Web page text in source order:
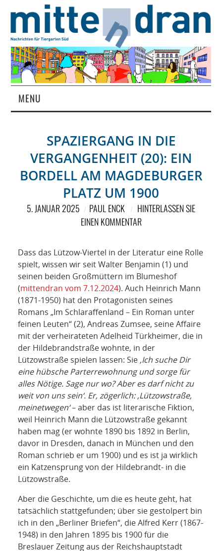
MENU
MAGAZIN
ÜBER UNS
SPONSORING
KONTAKT
SPAZIERGANG IN DIE
VERGANGENHEIT (20): EIN
BORDELL AM MAGDEBURGER
PLATZ UM 1900
5. JANUAR 2025 PAUL ENCK
HINTERLASSEN SIE
EINEN KOMMENTAR
Dass das Lützow-Viertel in der Literatur eine Rolle
spielt, wissen wir seit Walter Benjamin (1) und
seinen beiden Großmüttern im Blumeshof
(mittendran vom 7.12.2024). Auch Heinrich Mann
(1871-1950) hat den Protagonisten seines
Romans „Im Schlaraffenland – Ein Roman unter
feinen Leuten“ (2), Andreas Zumsee, seine Affaire
mit der verheirateten Adelheid Türkheimer, die in
der Hildebrandstraße wohnte, in der
Lützowstraße spielen lassen: Sie‚Ich suche Dir
eine hübsche Parterrewohnung und sorge für
alles Nötige. Sage nur wo? Aber es darf nicht zu
weit von uns sein‘. Er, zögerlich:‚Lützowstraße,
meinetwegen‘– aber das ist literarische Fiktion,
weil Heinrich Mann die Lützowstraße gekannt
haben mag (er wohnte 1890 bis 1892 in Berlin,
davor in Dresden, danach in München und den
Roman schrieb er um 1900) und es ist ja wirklich
ein Katzensprung von der Hildebrandt- in die
Lützowstraße.
Aber die Geschichte, um die es heute geht, hat
tatsächlich stattgefunden; über sie gestolpert bin
ich in den „Berliner Briefen“, die Alfred Kerr (1867-
1948) in den Jahren 1895 bis 1900 für die
Breslauer Zeitung aus der Reichshauptstadt